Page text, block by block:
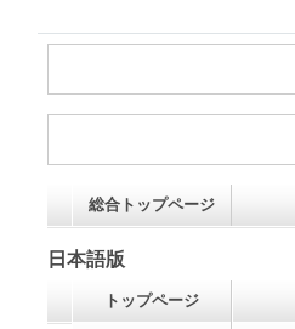
総合トップページ
日本語版
トップページ